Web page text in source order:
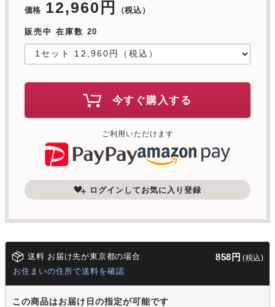
価格 12,960円 （税込）
販売中 在庫数 20
今すぐ購入する
ご利用いただけます
ログインしてお気に入り登録
送料 お届け先が東京都の場合 858円 (税込)
お住まいの住所で送料を確認
この商品はお届け日の指定が可能です